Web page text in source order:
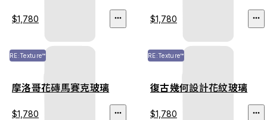
$1,780 $1,780
RE:Texture™
摩洛哥花磚馬賽克玻璃
$1,780
RE:Texture™
復古幾何設計花紋玻璃
$1,780